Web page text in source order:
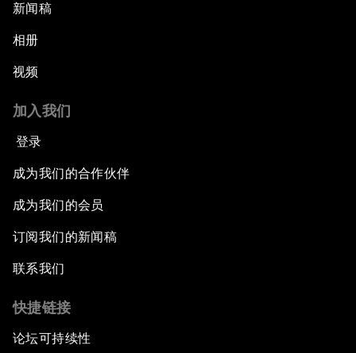
新闻稿
相册
视频
加入我们
登录
成为我们的合作伙伴
成为我们的会员
订阅我们的新闻稿
联系我们
快捷链接
论坛可持续性